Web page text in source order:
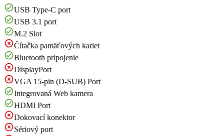
USB Type-C port
USB 3.1 port
M.2 Slot
Čítačka pamäťových kariet
Bluetooth pripojenie
DisplayPort
VGA 15-pin (D-SUB) Port
Integrovaná Web kamera
HDMI Port
Dokovací konektor
Sériový port